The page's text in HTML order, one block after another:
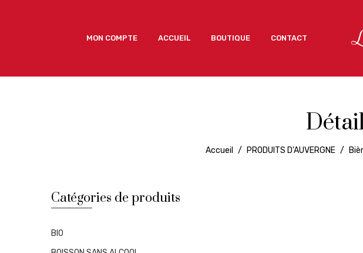
MON COMPTE ACCUEIL BOUTIQUE CONTACT
Accueil / PRODUITS D'AUVERGNE /
Catégories de produits
BIO